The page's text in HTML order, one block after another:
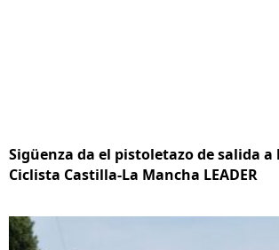
Sigüenza da el pistoletazo de salida a
Ciclista Castilla-La Mancha LEADER